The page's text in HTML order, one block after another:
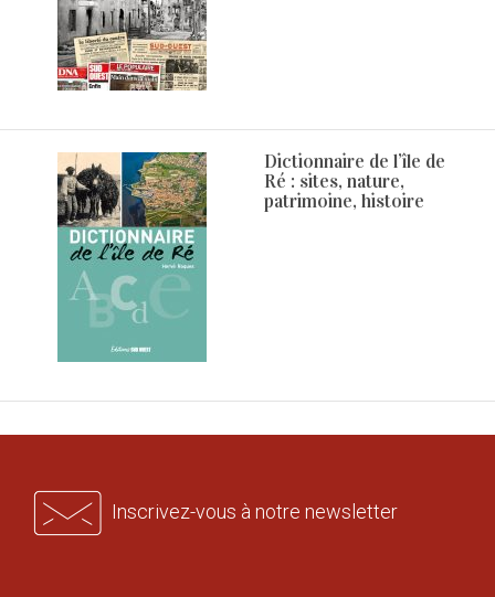
Dictionnaire de l’île de
Ré : sites, nature,
patrimoine, histoire
Inscrivez-vous à notre newsletter